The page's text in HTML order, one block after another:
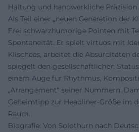
Haltung und handwerkliche Präzision
Als Teil einer „neuen Generation der
Frei schwarzhumorige Pointen mit
Spontaneität. Er spielt virtuos mit
Klischees, arbeitet die Absurditäten
spiegelt den gesellschaftlichen
einem Auge für Rhythmus,
„Arrangement“ seiner Nummern.
Geheimtipp zur Headliner-Größe im
Raum.
Biografie: Von Solothurn nach